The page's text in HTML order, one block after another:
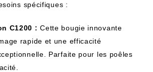
spécifiques :
C1200 : Cette bougie innovante
rapide et une efficacité
Parfaite pour les poêles